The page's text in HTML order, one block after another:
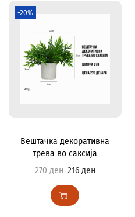
-20%
Вештачка декоративна
трева во саксија
270ден 216 ден